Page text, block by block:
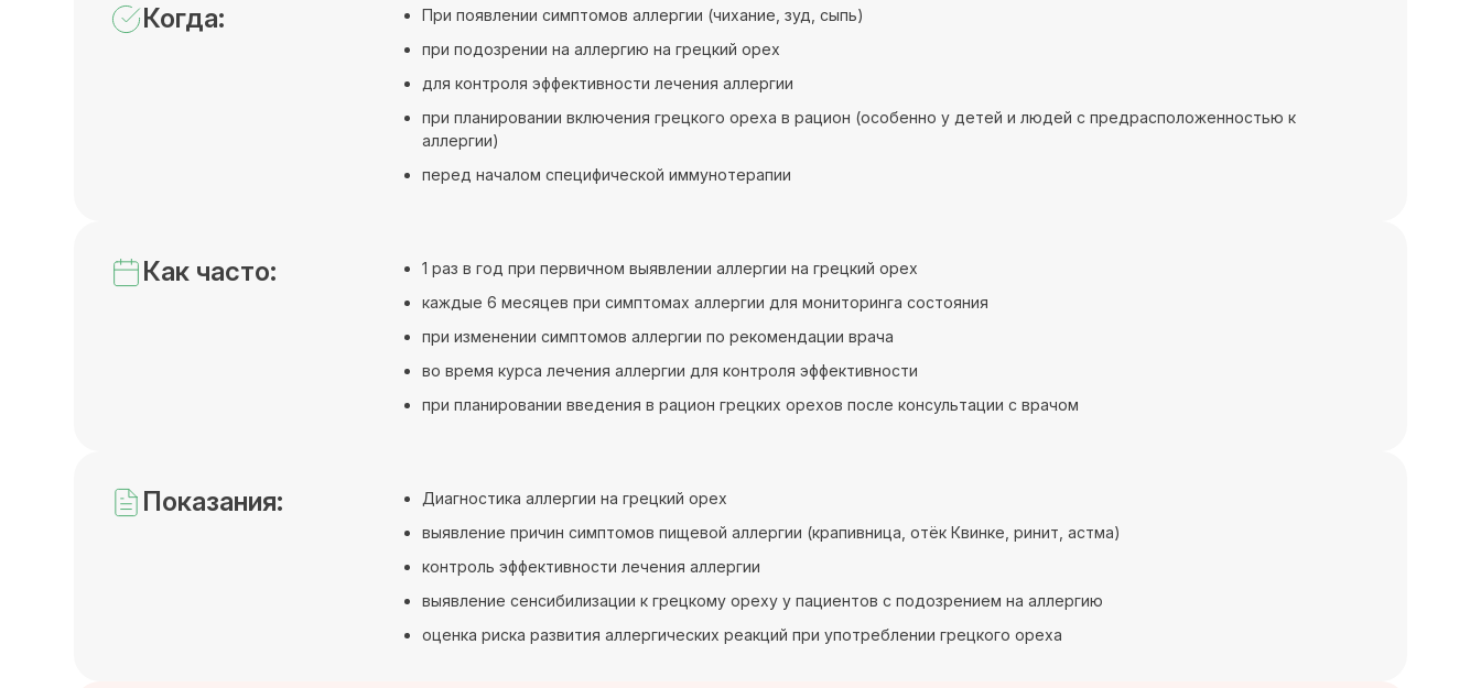
Когда:
При появлении симптомов аллергии (чихание, зуд, сыпь)
при подозрении на аллергию на грецкий орех
для контроля эффективности лечения аллергии
при планировании включения грецкого ореха в рацион (особенно у детей и людей с предрасположенностью к
аллергии)
перед началом специфической иммунотерапии
Как часто:
1 раз в год при первичном выявлении аллергии на грецкий орех
каждые 6 месяцев при симптомах аллергии для мониторинга состояния
при изменении симптомов аллергии по рекомендации врача
во время курса лечения аллергии для контроля эффективности
при планировании введения в рацион грецких орехов после консультации с врачом
Показания:
Диагностика аллергии на грецкий орех
выявление причин симптомов пищевой аллергии (крапивница, отёк Квинке, ринит, астма)
контроль эффективности лечения аллергии
выявление сенсибилизации к грецкому ореху у пациентов с подозрением на аллергию
оценка риска развития аллергических реакций при употреблении грецкого ореха